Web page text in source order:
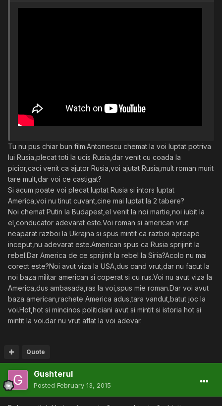
Tu nu pus chiar bun film.Antonescu chemat la voi luptat potriva
lui Rusia,plecat toti la ucis Rusia,dar venit cu coada la
picior,caci venit ca ajutor Rusia,voi ajutat Rusia,mult roman murit
tare mult,dar voi ce castigat?
Si acum poate voi plecat luptat Rusia si intors luptat
America,voi nu tinut cuvant,cine mai luptat la 2 tabere?
Noi chemat Putin la Budapest,el venit la noi martie,noi iubit la
el,conducator adevarat este.Voi roman si american vrut
neaparat razboi la Ukrajna si spus mintit ca razboi aproape
inceput,nu adevarat este.American spus ca Rusia sprijinit la
rebel.Dar America de ce sprijinit la rebel la Siria?Acolo nu mai
corect este?Noi avut viza la USA,dus cand vrut,dar nu facut la
noi baza militar american si coperat si cu rus.Voi nu avut viza la
America,dus ambasada,ras la voi,spus mie roman.Dar voi avut
baza american,rachete America adus,tara vandut,batut joc la
voi.Hot,hot si mincinos politiciani avut si mintit si istoria hot si
mintit la voi.dar nu vrut aflat la voi adevar.
Quote
Gushterul
Posted February 13, 2015